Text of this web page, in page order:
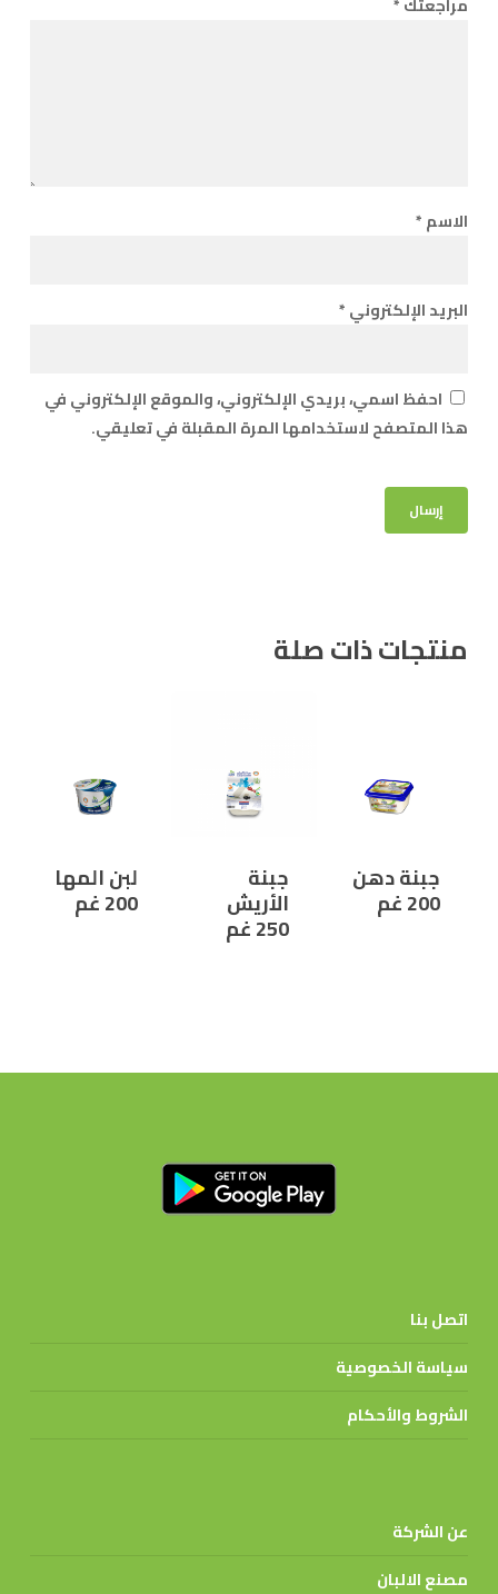
مراجعتك*
الاسم*
البريد الإلكتروني*
احفظ اسمي، بريدي الإلكتروني، والموقع الإلكتروني في
هذا المتصفح لاستخدامها المرة المقبلة في تعليقي.
منتجات ذات صلة
جبنة دهن
200 غم
جبنة
الأريش
250 غم
لبن المها
200 غم
اتصل بنا
سياسة الخصوصية
الشروط والأحكام
عن الشركة
مصنع الالبان